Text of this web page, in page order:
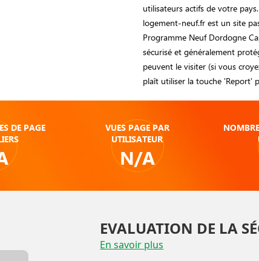
utilisateurs actifs de votre
logement-neuf.fr est un site
Programme Neuf Dordogne
sécurisé et généralement
peuvent le visiter (si vous
plaît utiliser la touche 'Report'
DE PAGE
VUES PAGE PAR
UTILISATEUR
N/A
EVALUATION DE LA
En savoir plus